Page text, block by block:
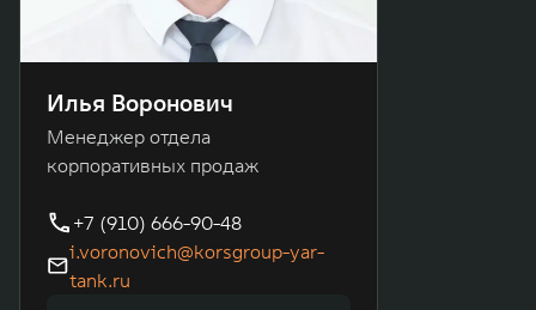
Илья Воронович
Менеджер отдела
корпоративных продаж
+7 (910) 666-90-48
i.voronovich@korsgroup-yar-
tank.ru